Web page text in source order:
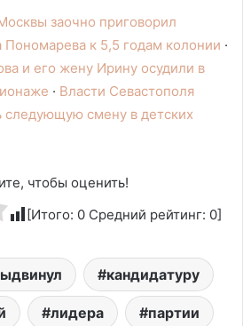
заочно приговорил
Пономарева к 5,5 годам колонии ·
и его жену Ирину осудили в
· Власти Севастополя
следующую смену в детских
чтобы оценить!
[Итого: 0 Средний рейтинг: 0]
кандидатуру
лидера партии